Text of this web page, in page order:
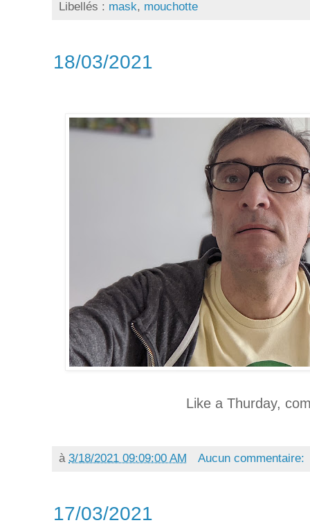
Libellés : mask, mouchotte
18/03/2021
Like a Thurday,
à 3/18/2021 09:09:00 AM Aucun commentaire:
17/03/2021